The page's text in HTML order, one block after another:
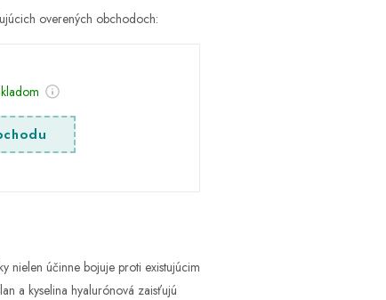
overených obchodoch:
nielen účinne bojuje proti existujúcim
a kyselina hyalurónová zaisťujú